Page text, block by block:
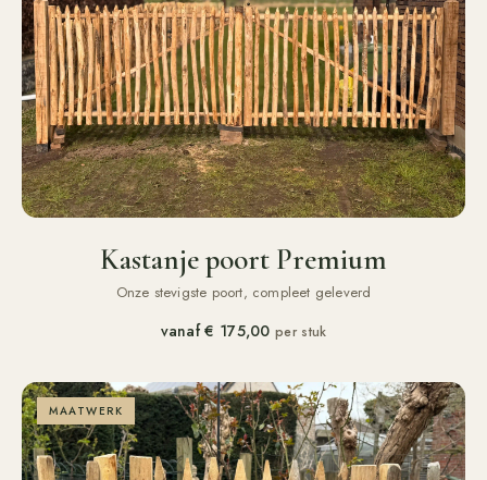
Kastanje poort Premium
Onze stevigste poort, compleet geleverd
vanaf€ 175,00 per stuk
MAATWERK